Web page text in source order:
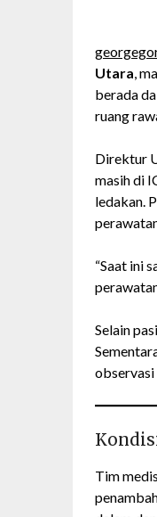
Utara,
berada
ruang
Direktur
masih di
ledakan.
“Saat ini
Selain
observasi
Tim